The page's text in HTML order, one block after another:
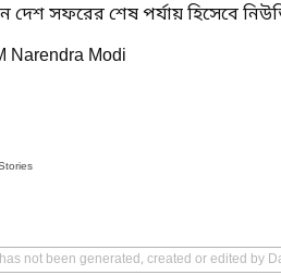
দেশ সফরের শেষ পর্যায় হিসেবে
Narendra Modi
not been generated, created or edited by